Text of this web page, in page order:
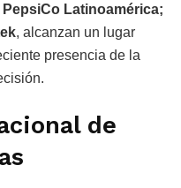
PepsiCo Latinoamérica;
, alcanzan un lugar
presencia de la
de